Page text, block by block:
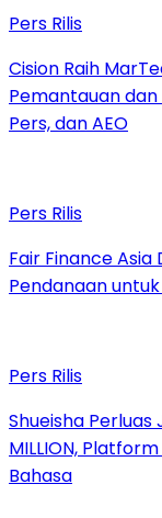
Pers Rilis
Cision Raih
Pemantauan dan
Pers, dan AEO
Pers Rilis
Fair Finance
Pendanaan
Pers Rilis
Shueisha
MILLION,
Bahasa